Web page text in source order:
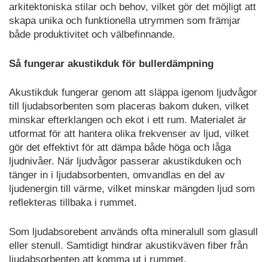
arkitektoniska stilar och behov, vilket gör det möjligt att
skapa unika och funktionella utrymmen som främjar
både produktivitet och välbefinnande.
Så fungerar akustikduk för bullerdämpning
Akustikduk fungerar genom att släppa igenom ljudvågor
till ljudabsorbenten som placeras bakom duken, vilket
minskar efterklangen och ekot i ett rum. Materialet är
utformat för att hantera olika frekvenser av ljud, vilket
gör det effektivt för att dämpa både höga och låga
ljudnivåer. När ljudvågor passerar akustikduken och
tänger in i ljudabsorbenten, omvandlas en del av
ljudenergin till värme, vilket minskar mängden ljud som
reflekteras tillbaka i rummet.
Som ljudabsorebent används ofta mineralull som glasull
eller stenull. Samtidigt hindrar akustikväven fiber från
ljudabsorbenten att komma ut i rummet.